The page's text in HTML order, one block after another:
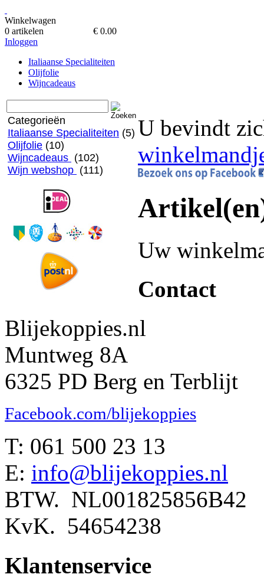
Winkelwagen
0 artikelen
€ 0.00
Inloggen
Italiaanse Specialiteiten
Olijfolie
Wijncadeaus
Categorieën
Italiaanse Specialiteiten (5)
Olijfolie (10)
Wijncadeaus (102)
Wijn webshop (111)
U bevindt
Uw
Contact
Blijekoppies.nl
Muntweg 8A
6325 PD Berg en Terblijt
Facebook.com/blijekoppies
T: 061 500 23 13
E: info@blijekoppies.nl
BTW. NL001825856B42
KvK. 54654238
Klantenservice